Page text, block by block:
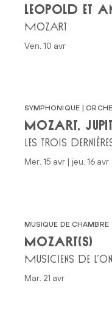
LEOPOLD ET
MOZART
ven. 10 avr
SYMPHONIQUE |
MOZART,
LES TROIS
mer. 15 avr | jeu. 16 avr
MUSIQUE DE CHAMBRE
MOZART(S)
MUSICIENS DE
mar. 21 avr